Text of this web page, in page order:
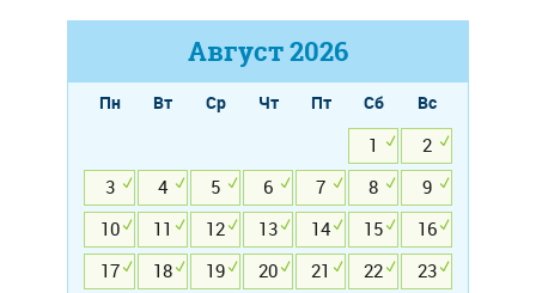
Август2026
Пн Вт Ср Чт Пт Сб
Вс
1
2
3
4 5 6 7 8
9
10
11 12 13 14 15
16
17
18 19 20 21 22
23